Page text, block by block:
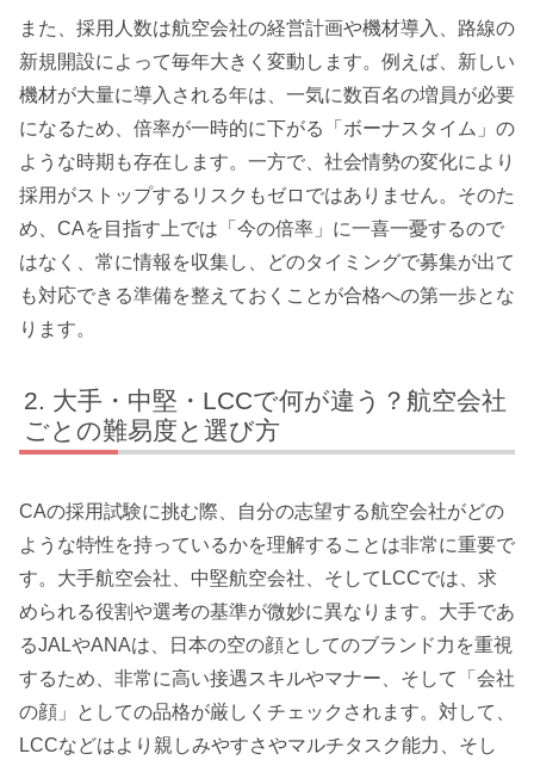
また、採用人数は航空会社の経営計画や機材導入、路線の
新規開設によって毎年大きく変動します。例えば、新しい
機材が大量に導入される年は、一気に数百名の増員が必要
になるため、倍率が一時的に下がる「ボーナスタイム」の
ような時期も存在します。一方で、社会情勢の変化により
採用がストップするリスクもゼロではありません。そのた
め、CAを目指す上では「今の倍率」に一喜一憂するので
はなく、常に情報を収集し、どのタイミングで募集が出て
も対応できる準備を整えておくことが合格への第一歩とな
ります。
大手・中堅・LCCで何が違う？航空会社
ごとの難易度と選び方
CAの採用試験に挑む際、自分の志望する航空会社がどの
ような特性を持っているかを理解することは非常に重要で
す。大手航空会社、中堅航空会社、そしてLCCでは、求
められる役割や選考の基準が微妙に異なります。大手であ
るJALやANAは、日本の空の顔としてのブランド力を重視
するため、非常に高い接遇スキルやマナー、そして「会社
の顔」としての品格が厳しくチェックされます。対して、
LCCなどはより親しみやすさやマルチタスク能力、そし